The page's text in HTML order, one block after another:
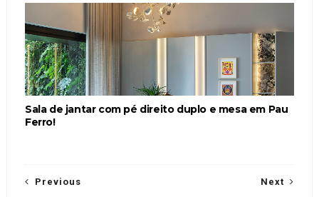
Sala de jantar com pé direito duplo e mesa em Pau
Ferro!
Next
Previous